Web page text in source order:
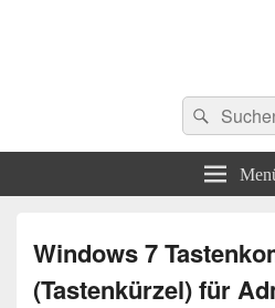
Suchen
nach:
Suchen
Windows 7
(Tastenkürzel) für